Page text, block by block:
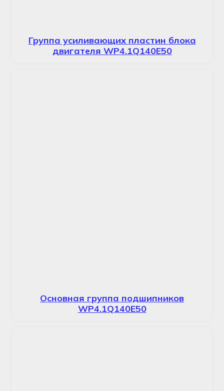
Группа усиливающих пластин блока
двигателя WP4.1Q140E50
Основная группа подшипников
WP4.1Q140E50